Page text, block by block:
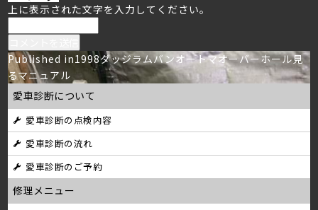
上に表示された文字を入力してください。
投
稿
ナ
ビ
ゲ
ー
Published in1998ダッジラムバンオートマオーバーホール見
るマニュアル
愛車診断について
愛車診断の点検内容
愛車診断の流れ
愛車診断のご予約
修理メニュー